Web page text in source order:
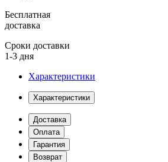
Бесплатная
доставка
Сроки доставки
1-3 дня
Характеристики
Характеристики
Доставка
Оплата
Гарантия
Возврат